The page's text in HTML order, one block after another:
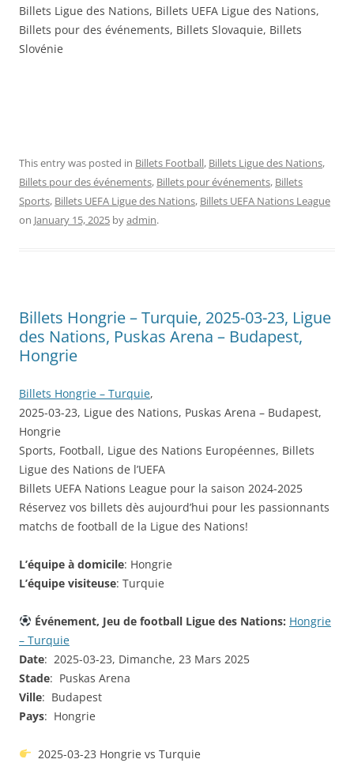
Billets Ligue des Nations, Billets UEFA Ligue des Nations,
Billets pour des événements, Billets Slovaquie, Billets
Slovénie
This entry was posted in Billets Football, Billets Ligue des Nations,
Billets pour des événements, Billets pour événements, Billets
Sports, Billets UEFA Ligue des Nations, Billets UEFA Nations League
on January 15, 2025 byadmin.
Billets Hongrie – Turquie, 2025-03-23, Ligue
des Nations, Puskas Arena – Budapest,
Hongrie
Billets Hongrie – Turquie,
2025-03-23, Ligue des Nations, Puskas Arena – Budapest,
Hongrie
Sports, Football, Ligue des Nations Européennes, Billets
Ligue des Nations de l’UEFA
Billets UEFA Nations League pour la saison 2024-2025
Réservez vos billets dès aujourd’hui pour les passionnants
matchs de football de la Ligue des Nations!
L’équipe à domicile: Hongrie
L’équipe visiteuse: Turquie
Événement, Jeu de football Ligue des Nations: Hongrie
– Turquie
Date: 2025-03-23, Dimanche, 23 Mars 2025
Stade: Puskas Arena
Ville: Budapest
Pays: Hongrie
2025-03-23 Hongrie vs Turquie